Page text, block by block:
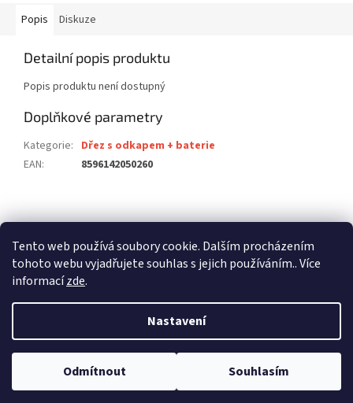
Tento web používá soubory cookie. Dalším procházením
tohoto webu vyjadřujete souhlas s jejich používáním.. Více
informacízde.
Nastavení
Odmítnout Souhlasím
Popis Diskuze
Detailní popis produktu
Popis produktu není dostupný
Doplňkové parametry
Kategorie: Dřez s odkapem + baterie
EAN: 8596142050260
á
stavební pouzdra SCRIGNO
Vytvořil Shoptet
Copyright 2026dalago.cz . Všechna práva vyhrazena.